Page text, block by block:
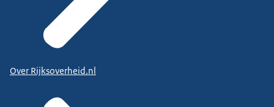
Over Rijksoverheid.nl